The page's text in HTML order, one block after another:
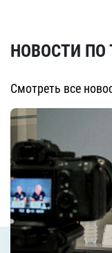
НОВОСТИ ПО
Смотреть все